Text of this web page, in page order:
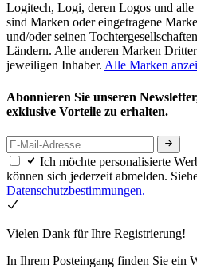
Logitech, Logi, deren Logos und
sind Marken oder eingetragene
und/oder seinen
Ländern. Alle anderen Marken
jeweiligen Inhaber. Alle Marken
Abonnieren Sie unseren
exklusive Vorteile zu erhalten.
Ich möchte personalisierte
können sich jederzeit abmelden.
Datenschutzbestimmungen.
Vielen Dank für Ihre Registrierung!
In Ihrem Posteingang finden Sie ein